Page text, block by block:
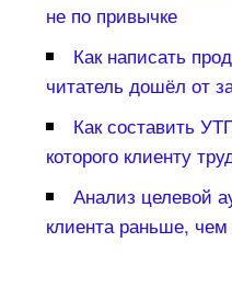
не по привычке
Как написать
читатель дошёл от
Как составить
которого клиенту
Анализ целевой
клиента раньше,